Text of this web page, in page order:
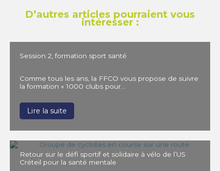
D’autres articles pourraient vous
intéresser :
Session 2, formation sport santé
Comme tous les ans, la FFCO vous propose de suivre
la formation « 1000 clubs pour…
Lire la suite
Retour sur le défi sportif et solidaire à vélo de l’US
Créteil pour la santé mentale